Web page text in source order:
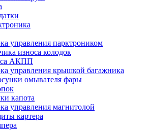
управления парктроником
износа колодок
АКПП
управления крышкой багажника
омывателя фары
капота
управления магнитолой
картера